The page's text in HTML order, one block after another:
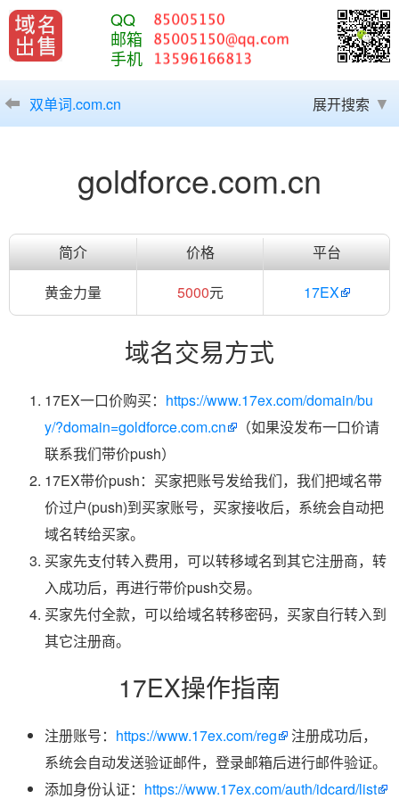
QQ
邮箱
手机
双单词.com.cn 展开搜索
goldforce.com.cn
简介 价格
平台
黄金力量
5000元 17EX
域名交易方式
17EX一口价购买： https://www.17ex.com/domain/bu
y/?domain=goldforce.com.cn
（如果没发布一口价请
联系我们带价push）
17EX带价push：买家把账号发给我们，我们把域名带
价过户(push)到买家账号，买家接收后，系统会自动把
域名转给买家。
买家先支付转入费用，可以转移域名到其它注册商，转
入成功后，再进行带价push交易。
买家先付全款，可以给域名转移密码，买家自行转入到
其它注册商。
17EX操作指南
注册账号： https://www.17ex.com/reg
注册成功后，
系统会自动发送验证邮件，登录邮箱后进行邮件验证。
添加身份认证： https://www.17ex.com/auth/idcard/list